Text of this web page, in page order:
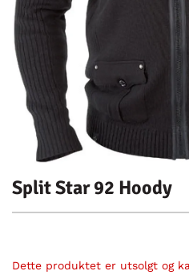
Split Star 92 Hoody
Dette produktet er utsolgt og